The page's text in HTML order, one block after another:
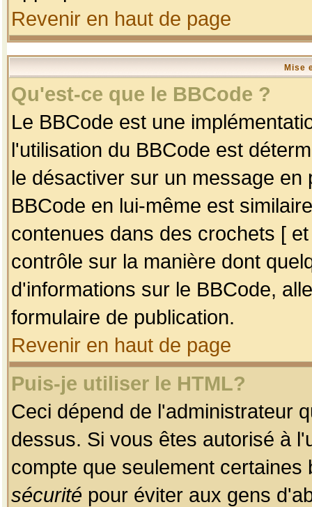
Revenir en haut de page
Mise
Qu'est-ce que le BBCode ?
Le BBCode est une
l'utilisation du BBCode est
le désactiver sur un message
BBCode en lui-même est
contenues dans des crochets [
contrôle sur la manière dont
d'informations sur le BBCode,
formulaire de publication.
Revenir en haut de page
Puis-je utiliser le HTML?
Ceci dépend de l'administrateur
dessus. Si vous êtes autorisé à
compte que seulement
sécurité pour éviter aux gens